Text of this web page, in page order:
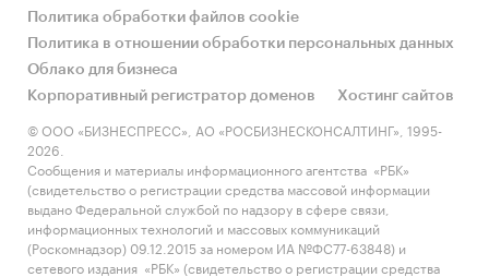
Политика обработки файлов cookie
Политика в отношении обработки персональных данных
Облако для бизнеса
Корпоративный регистратор доменов
Хостинг сайтов
© ООО «БИЗНЕСПРЕСС», АО «РОСБИЗНЕСКОНСАЛТИНГ», 1995-
2026.
Сообщения и материалы информационного агентства «РБК»
(свидетельство о регистрации средства массовой информации
выдано Федеральной службой по надзору в сфере связи,
информационных технологий и массовых коммуникаций
(Роскомнадзор) 09.12.2015 за номером ИА №ФС77-63848) и
сетевого издания «РБК» (свидетельство о регистрации средства